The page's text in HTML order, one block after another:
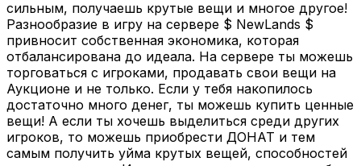
сильным, получаешь крутые вещи и многое другое!
Разнообразие в игру на сервере $ NewLands $
привносит собственная экономика, которая
отбалансирована до идеала. На сервере ты можешь
торговаться с игроками, продавать свои вещи на
Аукционе и не только. Если у тебя накопилось
достаточно много денег, ты можешь купить ценные
вещи! А если ты хочешь выделиться среди других
игроков, то можешь приобрести ДОНАТ и тем
самым получить уйма крутых вещей, способностей